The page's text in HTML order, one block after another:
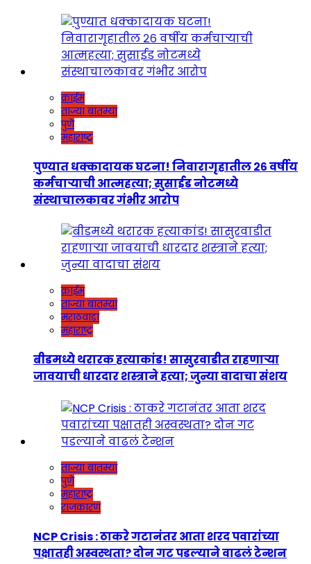
क्राईम
ताज्या बातम्या
पुणे
महाराष्ट्र
पुण्यात धक्कादायक घटना! निवारागृहातील २६ वर्षीय
कर्मचाऱ्याची आत्महत्या; सुसाईड नोटमध्ये
संस्थाचालकावर गंभीर आरोप
क्राईम
ताज्या बातम्या
मराठवाडा
महाराष्ट्र
बीडमध्ये थरारक हत्याकांड! सासुरवाडीत राहणाऱ्या
जावयाची धारदार शस्त्राने हत्या; जुन्या वादाचा संशय
ताज्या बातम्या
पुणे
महाराष्ट्र
राजकारण
NCP Crisis : ठाकरे गटानंतर आता शरद पवारांच्या
पक्षातही अस्वस्थता? दोन गट पडल्याने वाढलं टेन्शन